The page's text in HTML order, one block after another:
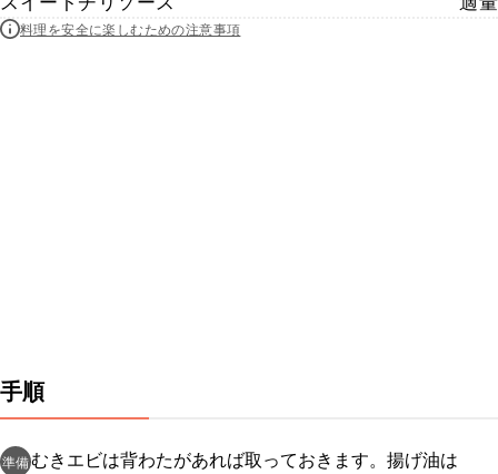
料理を安全に楽しむための注意事項
手順
準備むきエビは背わたがあれば取っておきます。揚げ油は